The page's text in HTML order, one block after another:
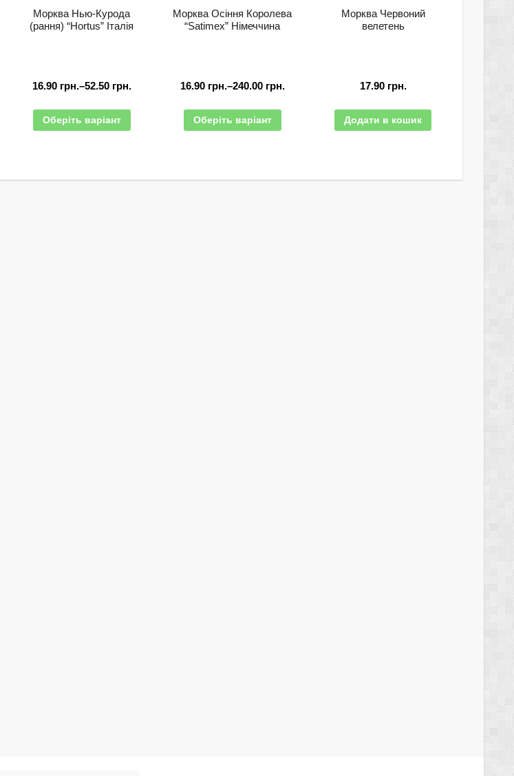
Морква Нью-Курода
(рання) “Hortus” Італія
16.90 грн.–52.50 грн.
Оберіть варіант
Морква Осіння Королева
“Satimex” Німеччина
16.90 грн.–240.00 грн.
Оберіть варіант
Морква Червоний
велетень
17.90 грн.
Додати в кошик